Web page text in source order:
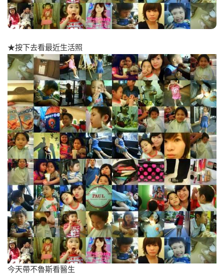
★按下去看最近生活照
今天帶不魯斯看醫生